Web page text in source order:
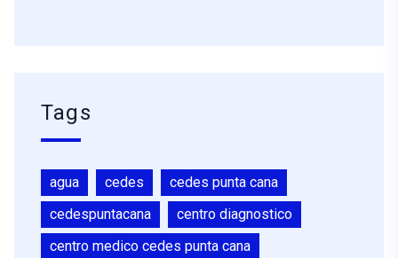
Tags
agua cedes
cedes punta cana
cedespuntacana
centro diagnostico
centro medico cedes punta cana